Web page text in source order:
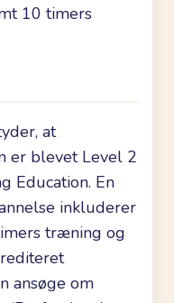
10 timers
at
er blevet Level 2
Education. En
inkluderer
træning og
ansøge om